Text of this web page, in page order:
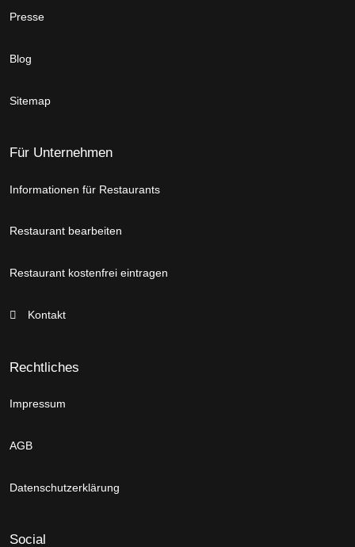
Presse
Blog
Sitemap
Für Unternehmen
Informationen für Restaurants
Restaurant bearbeiten
Restaurant kostenfrei eintragen
Kontakt
Rechtliches
Impressum
AGB
Datenschutzerklärung
Social